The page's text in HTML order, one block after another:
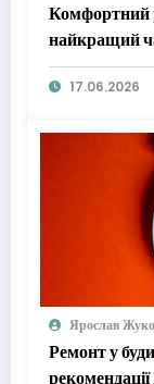
Комфортний
найкращий
17.06.2026
Ярослав
Ремонт у